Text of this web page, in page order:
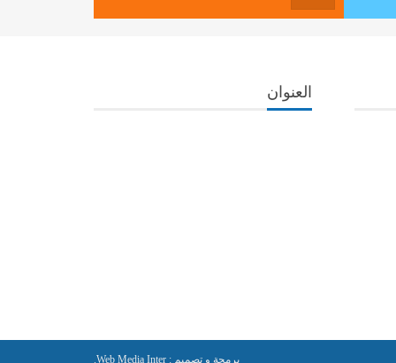
العنوان
برمجة و تصميم : Web Media Inter.